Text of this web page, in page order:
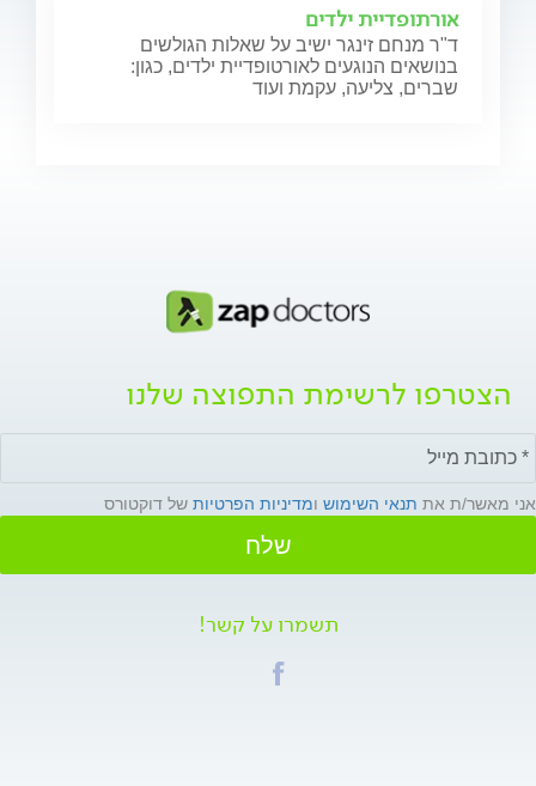
אורתופדיית ילדים
ד"ר מנחם זינגר ישיב על שאלות הגולשים
בנושאים הנוגעים לאורטופדיית ילדים, כגון:
שברים, צליעה, עקמת ועוד
הצטרפו לרשימת התפוצה שלנו
אני מאשר/ת את תנאי השימוש ומדיניות הפרטיות של דוקטורס
שלח
תשמרו על קשר!